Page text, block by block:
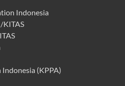
Indonesia
KITAS
(KPPA)